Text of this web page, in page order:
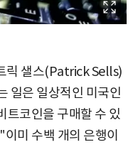
릭 샐스(Patrick Sells)
일은 일상적인 미국인
트코인을 구매할 수 있
미 수백 개의 은행이